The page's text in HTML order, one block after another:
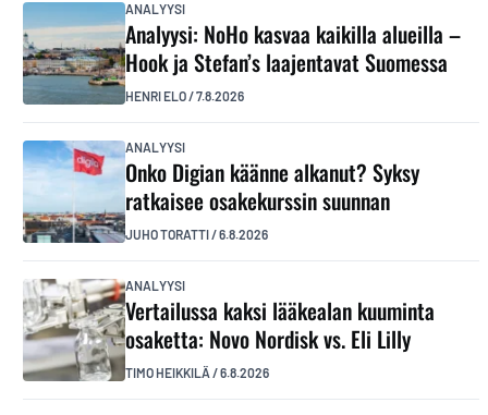
ANALYYSI
Analyysi: NoHo kasvaa kaikilla alueilla –
Hook ja Stefan’s laajentavat Suomessa
HENRI ELO/7.8.2026
ANALYYSI
Onko Digian käänne alkanut? Syksy
ratkaisee osakekurssin suunnan
JUHO TORATTI/6.8.2026
ANALYYSI
Vertailussa kaksi lääkealan kuuminta
osaketta: Novo Nordisk vs. Eli Lilly
TIMO HEIKKILÄ /6.8.2026